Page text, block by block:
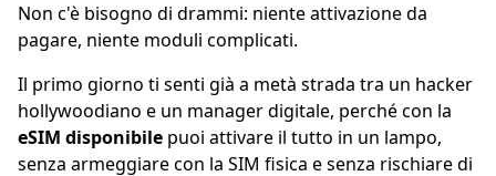
Non c'è bisogno di drammi: niente attivazione da
pagare, niente moduli complicati.
Il primo giorno ti senti già a metà strada tra un hacker
hollywoodiano e un manager digitale, perché con la
eSIM disponibile puoi attivare il tutto in un lampo,
senza armeggiare con la SIM fisica e senza rischiare di